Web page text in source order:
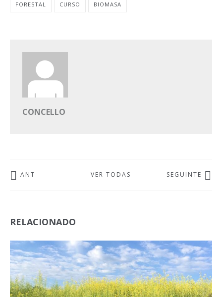
FORESTAL CURSO BIOMASA
CONCELLO
ANT VER TODAS SEGUINTE
RELACIONADO